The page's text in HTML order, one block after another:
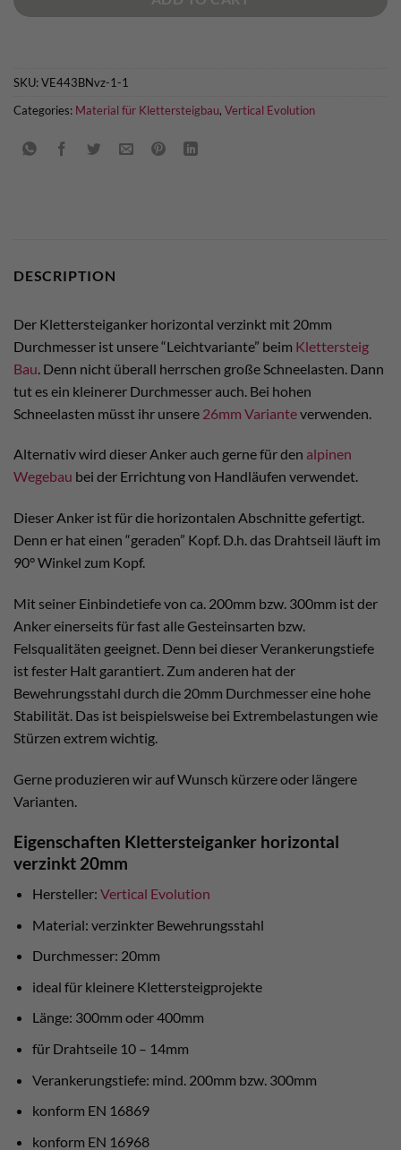
SKU:VE443BNvz-1-1
Categories: Material für Klettersteigbau, Vertical Evolution
DESCRIPTION
Der Klettersteiganker horizontal verzinkt mit 20mm
Durchmesser ist unsere “Leichtvariante” beim Klettersteig
Bau . Denn nicht überall herrschen große Schneelasten. Dann
tut es ein kleinerer Durchmesser auch. Bei hohen
Schneelasten müsst ihr unsere 26mm Varianteverwenden.
Alternativ wird dieser Anker auch gerne für den alpinen
Wegebau bei der Errichtung von Handläufen verwendet.
Dieser Anker ist für die horizontalen Abschnitte gefertigt.
Denn er hat einen “geraden” Kopf. D.h. das Drahtseil läuft im
90° Winkel zum Kopf.
Mit seiner Einbindetiefe von ca. 200mm bzw. 300mm ist der
Anker einerseits für fast alle Gesteinsarten bzw.
Felsqualitäten geeignet. Denn bei dieser Verankerungstiefe
ist fester Halt garantiert. Zum anderen hat der
Bewehrungsstahl durch die 20mm Durchmesser eine hohe
Stabilität. Das ist beispielsweise bei Extrembelastungen wie
Stürzen extrem wichtig.
Gerne produzieren wir auf Wunsch kürzere oder längere
Varianten.
Eigenschaften Klettersteiganker horizontal
verzinkt 20mm
Hersteller: Vertical Evolution
Material: verzinkter Bewehrungsstahl
Durchmesser: 20mm
ideal für kleinere Klettersteigprojekte
Länge: 300mm oder 400mm
für Drahtseile 10 – 14mm
Verankerungstiefe: mind. 200mm bzw. 300mm
konform EN 16869
konform EN 16968